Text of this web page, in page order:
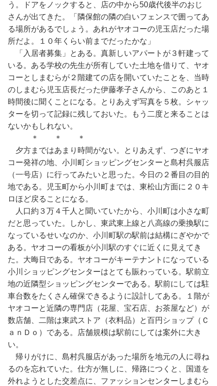
う。ドアをノックすると、店の中から50歳代後半のおじ
さんが出てきた。「隣保館の隣の白いフェンスで囲ってあ
る場所があるでしょう。あれがヤオコーの児玉店だった場
所だよ。１０年くらい前までだったかな」
「入居者募集」とある。真新しいアパートが３軒建って
いる。ある学校の先生が所有していた土地を借りて、ヤオ
コーとしまむらが２階建ての店を開いていたことを、当時
のしまむら児玉店長だった伊藤孝子さんから、このあと１
時間後に聞くことになる。とりあえず写真を５枚。シャッ
ターを切って記録に残しておいた。もう二度と来ることは
ないかもしれない。
＊ ＊ ＊
夕方まではあまり時間がない。とりあえず、つぎにヤオ
コー発祥の地、小川町ショッピングセンターと島村呉服店
（一号店）に行ってみたいと思った。今日の２番目の目的
地である。児玉町から小川町までは、東松山方面に２０キ
ロほど戻ることになる。
人口約３万４千人と聞いていたから、小川町は小さな町
だと思っていた。しかし、東武東上線と八高線の乗換駅に
なっているせいなのか、小川町駅の駅前は結構にぎやかで
ある。ヤオコーの看板が小川駅のすぐに近くに見えてき
た。大晦日である。ヤオコーがキーテナントになっている
小川ショッピングセンターはとても賑わっている。駅前立
地の近隣型ショッピングセンターである。駅前にしては駐
車台数をたくさん確保できるように設計してある。１階が
ヤオコーと近隣の専門店（花屋、宝石店、お茶屋など）が
数店舗、二階は東武ストア（衣料品）と百円ショップ（Ｃ
ａｎＤｏ）である。店舗規模は駅前にしては案外に大き
い。
帰りがけに、島村呉服店があった場所を地元の人に尋ね
るのを忘れていた。仕方が無しに、帰路につくと、国道を
外れようとした交差点に、ファッションセンターしまむら